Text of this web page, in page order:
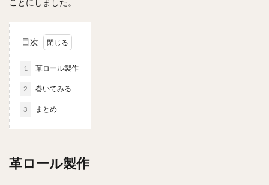
ことにしました。
目次
1 革ロール製作
2 巻いてみる
3 まとめ
革ロール製作